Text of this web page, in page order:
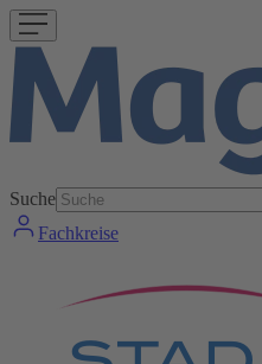
Suche
Fachkreise